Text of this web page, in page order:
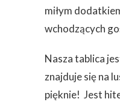
miłym
wchodzących
Nasza tablica
znajduje się na
pięknie! Jest